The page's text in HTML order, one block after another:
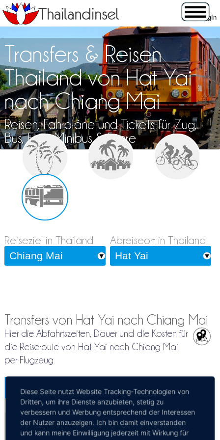
Transfers & Reisen
Thailand von Hat Yai
nach Chiang Mai
Reisen, Fahrpläne und Tickets für Zug,
Bus, Flug, Minibus & Fähre
Reiseziel in Thailand Abreiseort in Thailand
Transfers von Hat Yai nach Chiang Mai
Hier die Abfahrtszeiten, Dauer und die Kosten für
die Reiseroute von Hat Yai nach Chiang Mai
per Flugzeug
Hat Yai - Chiang Mai
Mehr Infos / Tickets
Privattransfer Hat Yai - Chiang Mai
Kosten:EUR 895.23–956.97 Dauer:1d 2h
Diese Seite nutzt Website Tracking-Technologien von
Dritten, um ihre Dienste anzubieten, stetig zu
verbessern und Werbung entsprechend der Interessen
der Nutzer anzuzeigen. Ich bin damit einverstanden
und kann meine Einwilligung jederzeit mit Wirkung für